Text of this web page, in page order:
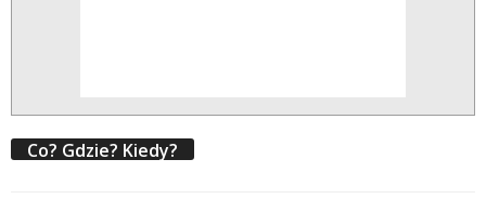
Co? Gdzie? Kiedy?